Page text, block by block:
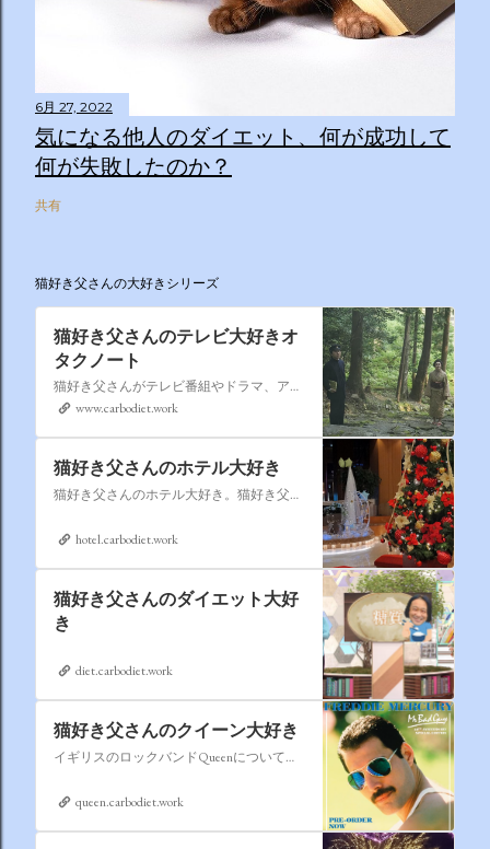
6月 27, 2022
気になる他人のダイエット、何が成功して
何が失敗したのか？
共有
猫好き父さんの大好きシリーズ
猫好き父さんのテレビ大好きオ
タクノート
猫好き父さんがテレビ番組やドラマ、アニメ、特撮ヒーロー,そしてダイエットについて書いたブログです。
www.carbodiet.work
猫好き父さんのホテル大好き
猫好き父さんのホテル大好き。猫好き父さんが宿泊したホテルの情報を徒然なるままに書いていきます。
hotel.carbodiet.work
猫好き父さんのダイエット大好
き
diet.carbodiet.work
猫好き父さんのクイーン大好き
イギリスのロックバンドQueenについての情報をアップします。
queen.carbodiet.work